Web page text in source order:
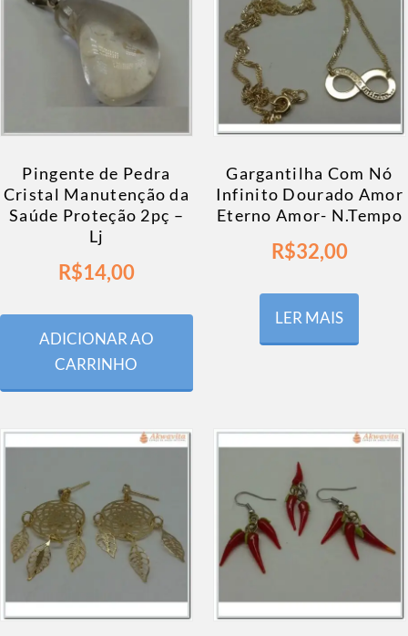
Pingente de Pedra
Cristal Manutenção da
Saúde Proteção 2pç –
Lj
R$14,00
ADICIONAR AO
CARRINHO
Gargantilha Com Nó
Infinito Dourado Amor
Eterno Amor- N.Tempo
R$32,00
LER MAIS